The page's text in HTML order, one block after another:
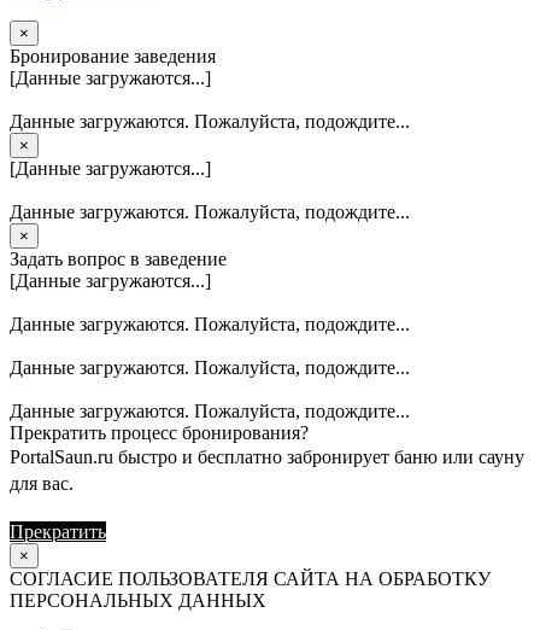
×
Бронирование заведения
[Данные загружаются...]
Данные загружаются. Пожалуйста, подождите...
×
[Данные загружаются...]
Данные загружаются. Пожалуйста, подождите...
×
Задать вопрос в заведение
[Данные загружаются...]
Данные загружаются. Пожалуйста, подождите...
Данные загружаются. Пожалуйста, подождите...
Данные загружаются. Пожалуйста, подождите...
Прекратить процесс бронирования?
PortalSaun.ru быстро и бесплатно забронирует баню или сауну
для вас.
Прекратить
×
СОГЛАСИЕ ПОЛЬЗОВАТЕЛЯ САЙТА НА ОБРАБОТКУ
ПЕРСОНАЛЬНЫХ ДАННЫХ